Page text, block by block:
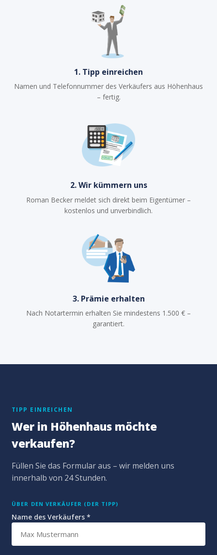
1. Tipp einreichen
Namen und Telefonnummer des Verkäufers aus Höhenhaus
– fertig.
2. Wir kümmern uns
Roman Becker meldet sich direkt beim Eigentümer –
kostenlos und unverbindlich.
3. Prämie erhalten
Nach Notartermin erhalten Sie mindestens 1.500 € –
garantiert.
TIPP EINREICHEN
Wer in Höhenhaus möchte
verkaufen?
Füllen Sie das Formular aus – wir melden uns
innerhalb von 24 Stunden.
ÜBER DEN VERKÄUFER (DER TIPP)
Name des Verkäufers *